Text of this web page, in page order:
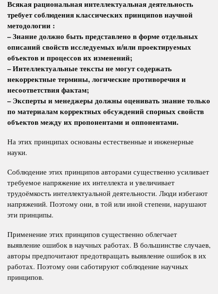
Всякая рациональная интеллектуальная деятельность
требует соблюдения классических принципов научной
методологии :
– Знание должно быть представлено в форме отдельных
описаний свойств исследуемых и/или проектируемых
объектов и процессов их изменений;
– Интеллектуальные тексты не могут содержать
некорректные термины, логические противоречия и
несоответствия фактам;
– Эксперты и менеджеры должны оценивать знание только
по материалам корректных обсуждений спорных свойств
объектов между их пропонентами и оппонентами.
На этих принципах основаны естественные и инженерные
науки.
Соблюдение этих принципов авторами существенно усиливает
требуемое напряжение их интеллекта и увеличивает
трудоёмкость интеллектуальной деятельности. Люди избегают
напряжений. Поэтому они, в той или иной степени, нарушают
эти принципы.
Применение этих принципов существенно облегчает
выявление ошибок в научных работах. В большинстве случаев,
авторы предпочитают предотвращать выявление ошибок в их
работах. Поэтому они саботируют соблюдение научных
принципов.